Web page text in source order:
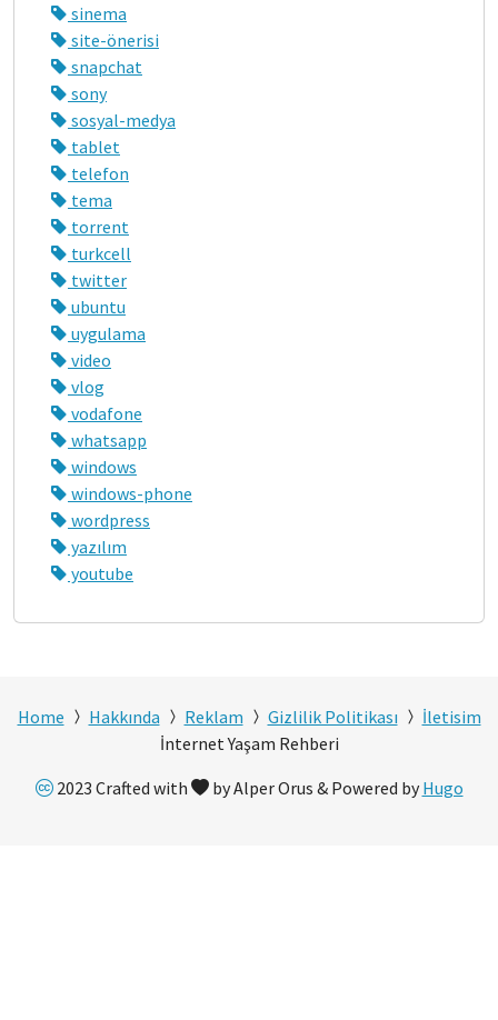
sinema
site-önerisi
snapchat
sony
sosyal-medya
tablet
telefon
tema
torrent
turkcell
twitter
ubuntu
uygulama
video
vlog
vodafone
whatsapp
windows
windows-phone
wordpress
yazılım
youtube
Home Hakkında Reklam Gizlilik Politikası
İletisim
İnternet Yaşam Rehberi
2023 Crafted with
by Alper Orus & Powered byHugo